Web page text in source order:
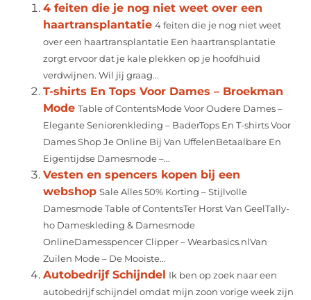
4 feiten die je nog niet weet over een
haartransplantatie 4 feiten die je nog niet weet
over een haartransplantatie Een haartransplantatie
zorgt ervoor dat je kale plekken op je hoofdhuid
verdwijnen. Wil jij graag...
T-shirts En Tops Voor Dames – Broekman
Mode Table of ContentsMode Voor Oudere Dames –
Elegante Seniorenkleding – BaderTops En T-shirts Voor
Dames Shop Je Online Bij Van UffelenBetaalbare En
Eigentijdse Damesmode –...
Vesten en spencers kopen bij een
webshop Sale Alles 50% Korting – Stijlvolle
Damesmode Table of ContentsTer Horst Van GeelTally-
ho Dameskleding & Damesmode
OnlineDamesspencer Clipper – Wearbasics.nlVan
Zuilen Mode – De Mooiste...
Autobedrijf Schijndel Ik ben op zoek naar een
autobedrijf schijndel omdat mijn zoon vorige week zijn